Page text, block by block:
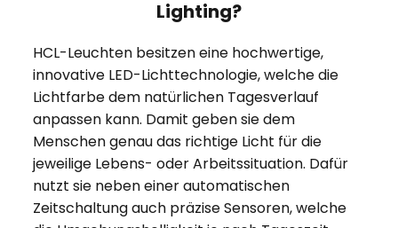
Lighting?
HCL-Leuchten besitzen eine hochwertige,
innovative LED-Lichttechnologie, welche die
Lichtfarbe dem natürlichen Tagesverlauf
anpassen kann. Damit geben sie dem
Menschen genau das richtige Licht für die
jeweilige Lebens- oder Arbeitssituation. Dafür
nutzt sie neben einer automatischen
Zeitschaltung auch präzise Sensoren, welche